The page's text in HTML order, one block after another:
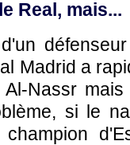
Real, mais...
Madrid a
Nassr
si le